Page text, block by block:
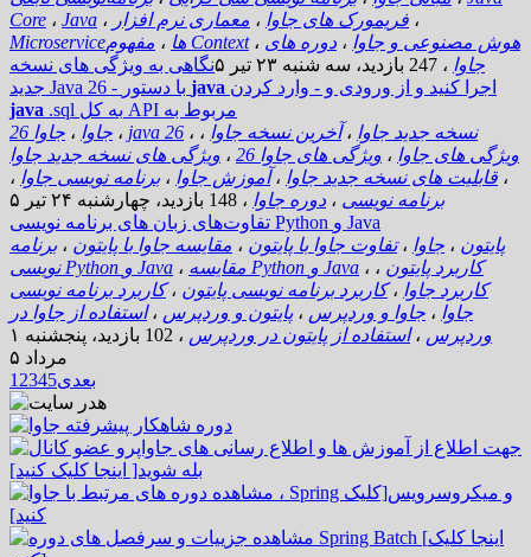
Core ، Java ، فریمورک های جاوا ، معماری نرم افزار
،
Microserviceها ، مفهوم Context، هوش مصنوعی و جاوا ، دوره های
جاوا ، 247 بازدید ، سه شنبه ۲۳ تیر ۵
نگاهی به ویژگی های نسخه
جدید Java 26
java اجرا کنید و از ورودی و - وارد کردن
java
.sql به کل API مربوط به
جاوا ، جاوا 26 ، java 26 ، نسخه جدید جاوا ،آخرین نسخه جاوا ،
ویژگی های جاوا ، ویژگی های جاوا 26 ، ویژگی های نسخه جدید جاوا
، قابلیت های نسخه جدید جاوا ،آموزش جاوا ، برنامه نویسی جاوا ،
برنامه نویسی ، دوره جاوا ، 148 بازدید ، چهارشنبه ۲۴ تیر ۵
تفاوت‌های زبان های برنامه نویسی Python و Java
پایتون ، جاوا ،تفاوت جاوا با پایتون ، مقایسه جاوا با پایتون ، برنامه
نویسی Python و Java ، مقایسه Python و Java ، کاربرد پایتون ،
کاربرد جاوا ،کاربرد برنامه نویسی پایتون ،کاربرد برنامه نویسی
جاوا ، جاوا و وردپرس ، پایتون و وردپرس ،استفاده از جاوا در
وردپرس ،استفاده از پایتون در وردپرس ، 102 بازدید ،
پنجشنبه ۱
مرداد ۵
1 2345بعدی